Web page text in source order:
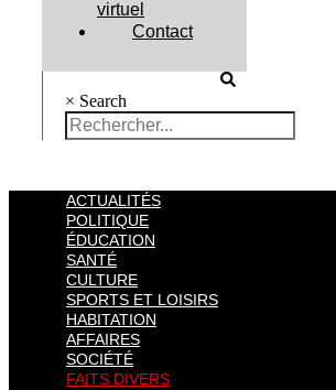
virtuel
Contact
× Search
ACTUALITÉS
POLITIQUE
ÉDUCATION
SANTÉ
CULTURE
SPORTS ET LOISIRS
HABITATION
AFFAIRES
SOCIÉTÉ
FAITS DIVERS